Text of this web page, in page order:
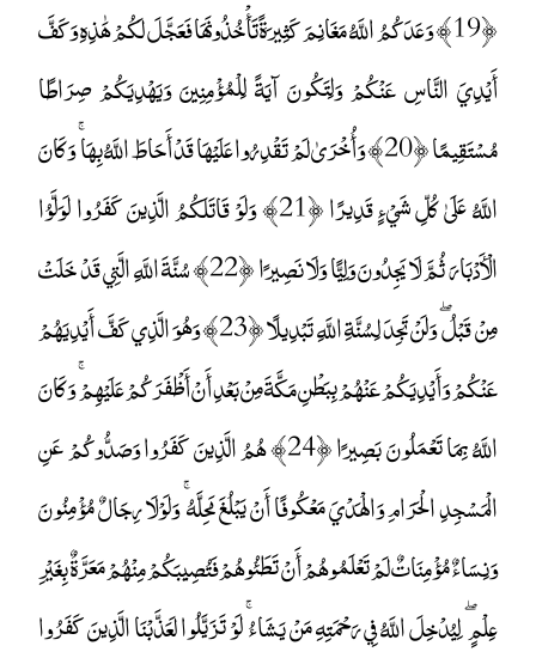
﴿19﴾ وَعَدَكُمُ اللَّهُ مَغَانِمَ كَثِيرَةً تَأْخُذُونَهَا فَعَجَّلَ لَكُمْ هَٰذِهِ وَكَفَّ
أَيْدِيَ النَّاسِ عَنْكُمْ وَلِتَكُونَ آيَةً لِلْمُؤْمِنِينَ وَيَهْدِيَكُمْ صِرَاطًا
مُسْتَقِيمًا ﴿20﴾ وَأُخْرَىٰ لَمْ تَقْدِرُوا عَلَيْهَا قَدْ أَحَاطَ اللَّهُ بِهَا ۚ وَكَانَ
اللَّهُ عَلَىٰ كُلِّ شَيْءٍ قَدِيرًا ﴿21﴾ وَلَوْ قَاتَلَكُمُ الَّذِينَ كَفَرُوا لَوَلَّوُا
الْأَدْبَارَ ثُمَّ لَا يَجِدُونَ وَلِيًّا وَلَا نَصِيرًا ﴿22﴾ سُنَّةَ اللَّهِ الَّتِي قَدْ خَلَتْ
مِنْ قَبْلُ ۖ وَلَنْ تَجِدَ لِسُنَّةِ اللَّهِ تَبْدِيلًا ﴿23﴾ وَهُوَ الَّذِي كَفَّ أَيْدِيَهُمْ
عَنْكُمْ وَأَيْدِيَكُمْ عَنْهُمْ بِبَطْنِ مَكَّةَ مِنْ بَعْدِ أَنْ أَظْفَرَكُمْ عَلَيْهِمْ ۚ وَكَانَ
اللَّهُ بِمَا تَعْمَلُونَ بَصِيرًا ﴿24﴾ هُمُ الَّذِينَ كَفَرُوا وَصَدُّوكُمْ عَنِ
الْمَسْجِدِ الْحَرَامِ وَالْهَدْيَ مَعْكُوفًا أَنْ يَبْلُغَ مَحِلَّهُ ۚ وَلَوْلَا رِجَالٌ مُؤْمِنُونَ
وَنِسَاءٌ مُؤْمِنَاتٌ لَمْ تَعْلَمُوهُمْ أَنْ تَطَئُوهُمْ فَتُصِيبَكُمْ مِنْهُمْ مَعَرَّةٌ بِغَيْرِ
عِلْمٍ ۖ لِيُدْخِلَ اللَّهُ فِي رَحْمَتِهِ مَنْ يَشَاءُ ۚ لَوْ تَزَيَّلُوا لَعَذَّبْنَا الَّذِينَ كَفَرُوا